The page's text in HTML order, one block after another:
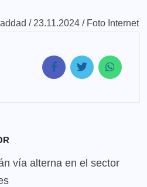
/ 23.11.2024 / Foto Internet
vía alterna en el sector